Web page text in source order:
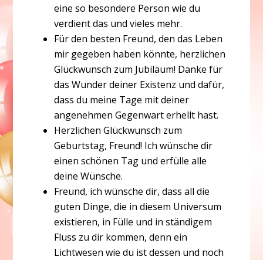
eine so besondere Person wie du
verdient das und vieles mehr.
Für den besten Freund, den das Leben
mir gegeben haben könnte, herzlichen
Glückwunsch zum Jubiläum! Danke für
das Wunder deiner Existenz und dafür,
dass du meine Tage mit deiner
angenehmen Gegenwart erhellt hast.
Herzlichen Glückwunsch zum
Geburtstag, Freund! Ich wünsche dir
einen schönen Tag und erfülle alle
deine Wünsche.
Freund, ich wünsche dir, dass all die
guten Dinge, die in diesem Universum
existieren, in Fülle und in ständigem
Fluss zu dir kommen, denn ein
Lichtwesen wie du ist dessen und noch